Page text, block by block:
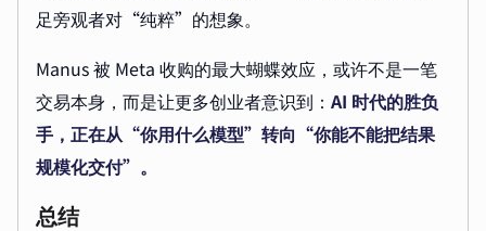
足旁观者对“纯粹”的想象。
Manus 被 Meta 收购的最大蝴蝶效应，或许不是一笔
交易本身，而是让更多创业者意识到： AI 时代的胜负
手，正在从“你用什么模型”转向“你能不能把结果
规模化交付”。
总结